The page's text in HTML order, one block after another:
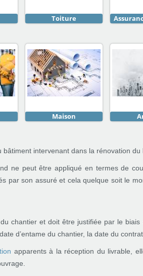
Toiture
Maison
intervenant dans la rénovation du
ne peut être appliqué en termes de
par son assuré et cela quelque soit le
chantier et doit être justifiée par le biais
d’entame du chantier, la date du
apparents à la réception du livrable,